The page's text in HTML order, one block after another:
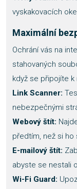
vyskakovacích
Maximální
Ochrání vás na
stahovaných
když se připojíte
Link Scanner:
nebezpečnými
Webový štít:
předtím, než si
E-mailový štít:
abyste se nestali
Wi-Fi Guard: